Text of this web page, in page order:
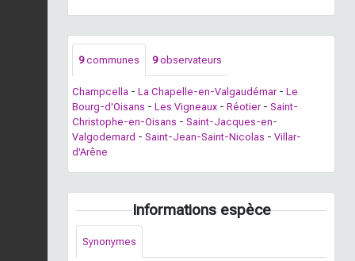
9communes 9observateurs
Champcella - La Chapelle-en-Valgaudémar - Le
Bourg-d'Oisans - Les Vigneaux - Réotier - Saint-
Christophe-en-Oisans - Saint-Jacques-en-
Valgodemard - Saint-Jean-Saint-Nicolas - Villar-
d'Arêne
Informations espèce
Synonymes